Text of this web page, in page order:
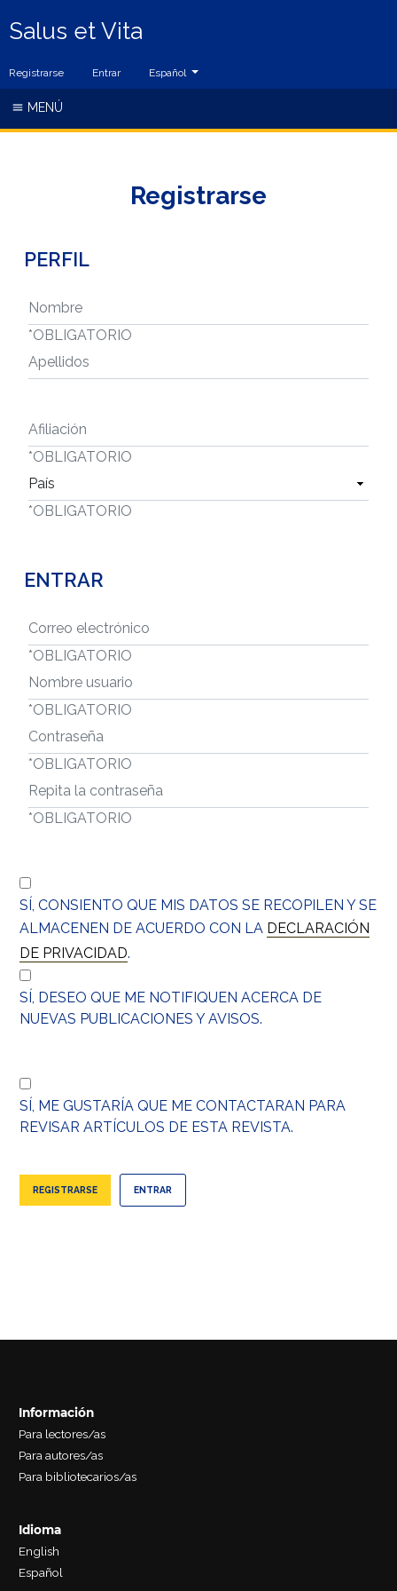
Salus et Vita
Registrarse Entrar Cambiar el idioma. El idioma actual es:
Español
MENÚ
Registrarse
PERFIL
NOMBRE
*OBLIGATORIO
##USER.MIDDLENAME##
AFILIACIÓN
*OBLIGATORIO
PAÍS
*OBLIGATORIO
ENTRAR
CORREO ELECTRÓNICO
*OBLIGATORIO
NOMBRE USUARIO
*OBLIGATORIO
CONTRASEÑA
*OBLIGATORIO
REPITA LA CONTRASEÑA
*OBLIGATORIO
SÍ, CONSIENTO QUE MIS DATOS SE RECOPILEN Y SE
ALMACENEN DE ACUERDO CON LA DECLARACIÓN
DE PRIVACIDAD.
SÍ, DESEO QUE ME NOTIFIQUEN ACERCA DE
NUEVAS PUBLICACIONES Y AVISOS.
SÍ, ME GUSTARÍA QUE ME CONTACTARAN PARA
REVISAR ARTÍCULOS DE ESTA REVISTA.
REGISTRARSE ENTRAR
Información
Para lectores/as
Para autores/as
Para bibliotecarios/as
Idioma
English
Español